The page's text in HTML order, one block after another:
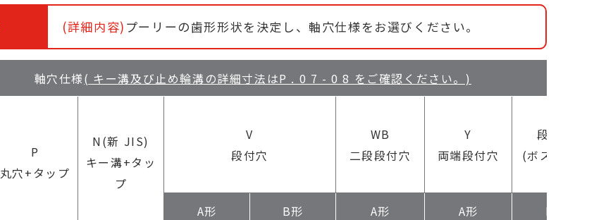
(詳細内容) プーリーの歯形形状を決定し、軸穴仕様をお選びください。
軸穴仕様( キー溝及び止め輪溝の詳細寸法はP . 0 7 - 0 8 をご確認ください。)
P
丸穴+タップ
N(新 JIS)
キー溝+タッ
プ
V
段付穴
WB
二段段付穴
Y
両端段付穴
段付穴
(ボス側ザグ
A形 B形 A形 A形 B形